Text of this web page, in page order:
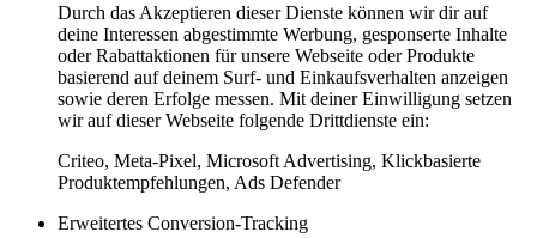
Durch das Akzeptieren dieser Dienste können wir dir auf
deine Interessen abgestimmte Werbung, gesponserte Inhalte
oder Rabattaktionen für unsere Webseite oder Produkte
basierend auf deinem Surf- und Einkaufsverhalten anzeigen
sowie deren Erfolge messen. Mit deiner Einwilligung setzen
wir auf dieser Webseite folgende Drittdienste ein:
Criteo, Meta-Pixel, Microsoft Advertising, Klickbasierte
Produktempfehlungen, Ads Defender
Erweitertes Conversion-Tracking